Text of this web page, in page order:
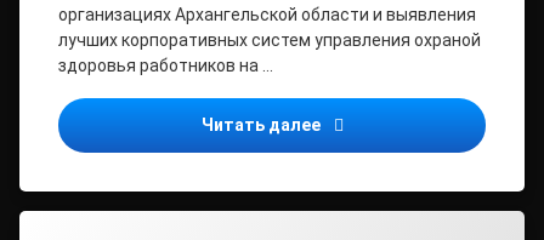
организациях Архангельской области и выявления
лучших корпоративных систем управления охраной
здоровья работников на …
Читать далее Уважаемые